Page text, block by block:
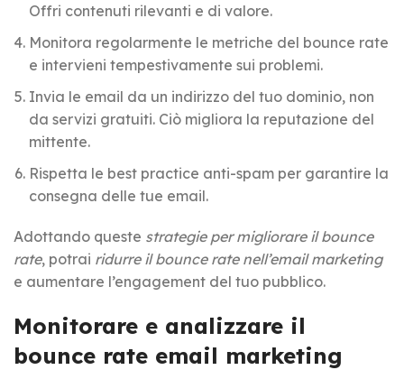
Offri contenuti rilevanti e di valore.
Monitora regolarmente le metriche del bounce rate
e intervieni tempestivamente sui problemi.
Invia le email da un indirizzo del tuo dominio, non
da servizi gratuiti. Ciò migliora la reputazione del
mittente.
Rispetta le best practice anti-spam per garantire la
consegna delle tue email.
Adottando queste strategie per migliorare il bounce
rate, potrai ridurre il bounce rate nell’email marketing
e aumentare l’engagement del tuo pubblico.
Monitorare e analizzare il
bounce rate email marketing